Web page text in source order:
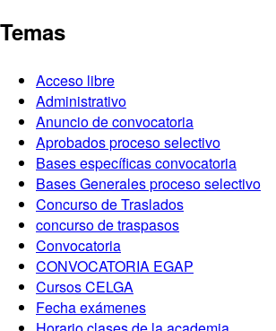
Temas
Acceso libre
Administrativo
Anuncio de convocatoria
Aprobados proceso selectivo
Bases específicas convocatoria
Bases Generales proceso selectivo
Concurso de Traslados
concurso de traspasos
Convocatoria
CONVOCATORIA EGAP
Cursos CELGA
Fecha exámenes